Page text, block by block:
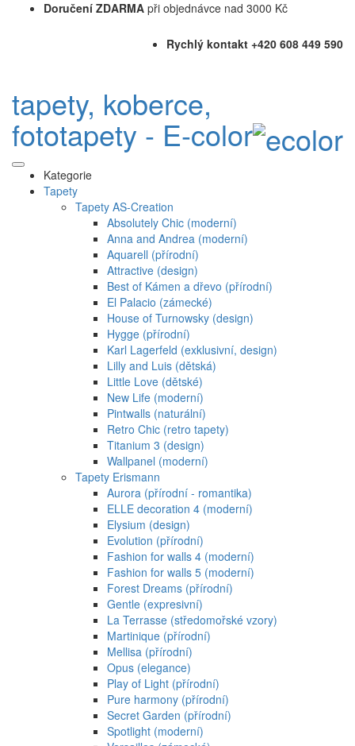
Doručení ZDARMA při objednávce nad 3000 Kč
Rychlý kontakt +420 608 449 590
tapety, koberce,
fototapety - E-color
Kategorie
Tapety
Tapety AS-Creation
Absolutely Chic (moderní)
Anna and Andrea (moderní)
Aquarell (přírodní)
Attractive (design)
Best of Kámen a dřevo (přírodní)
El Palacio (zámecké)
House of Turnowsky (design)
Hygge (přírodní)
Karl Lagerfeld (exklusivní, design)
Lilly and Luis (dětská)
Little Love (dětské)
New Life (moderní)
Pintwalls (naturální)
Retro Chic (retro tapety)
Titanium 3 (design)
Wallpanel (moderní)
Tapety Erismann
Aurora (přírodní - romantika)
ELLE decoration 4 (moderní)
Elysium (design)
Evolution (přírodní)
Fashion for walls 4 (moderní)
Fashion for walls 5 (moderní)
Forest Dreams (přírodní)
Gentle (expresivní)
La Terrasse (středomořské vzory)
Martinique (přírodní)
Mellisa (přírodní)
Opus (elegance)
Play of Light (přírodní)
Pure harmony (přírodní)
Secret Garden (přírodní)
Spotlight (moderní)